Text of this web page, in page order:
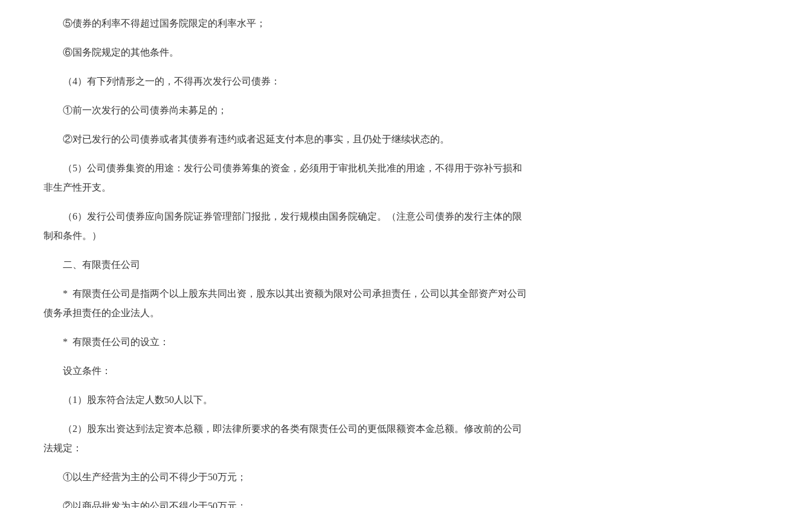
⑤债券的利率不得超过国务院限定的利率水平；
⑥国务院规定的其他条件。
（4）有下列情形之一的，不得再次发行公司债券：
①前一次发行的公司债券尚未募足的；
②对已发行的公司债券或者其债券有违约或者迟延支付本息的事实，且仍处于继续状态的。
（5）公司债券集资的用途：发行公司债券筹集的资金，必须用于审批机关批准的用途，不得用于弥补亏损和
非生产性开支。
（6）发行公司债券应向国务院证券管理部门报批，发行规模由国务院确定。（注意公司债券的发行主体的限
制和条件。）
二、有限责任公司
* 有限责任公司是指两个以上股东共同出资，股东以其出资额为限对公司承担责任，公司以其全部资产对公司
债务承担责任的企业法人。
* 有限责任公司的设立：
设立条件：
（1）股东符合法定人数50人以下。
（2）股东出资达到法定资本总额，即法律所要求的各类有限责任公司的更低限额资本金总额。修改前的公司
法规定：
①以生产经营为主的公司不得少于50万元；
②以商品批发为主的公司不得少于50万元；